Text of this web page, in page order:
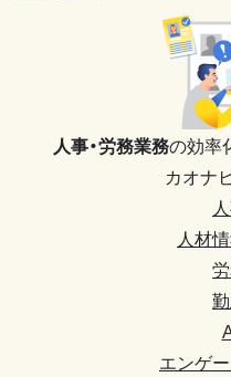
人事・労務業務の効率
カオナ
人材
エンゲ